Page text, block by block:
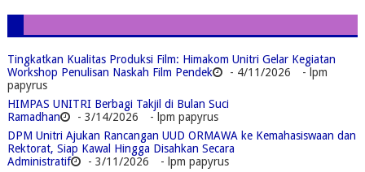
Tingkatkan Kualitas Produksi Film: Himakom Unitri Gelar Kegiatan
Workshop Penulisan Naskah Film Pendek
- 4/11/2026
- lpm
papyrus
HIMPAS UNITRI Berbagi Takjil di Bulan Suci
Ramadhan
- 3/14/2026
- lpm papyrus
DPM Unitri Ajukan Rancangan UUD ORMAWA ke Kemahasiswaan dan
Rektorat, Siap Kawal Hingga Disahkan Secara
Administratif
- 3/11/2026
- lpm papyrus